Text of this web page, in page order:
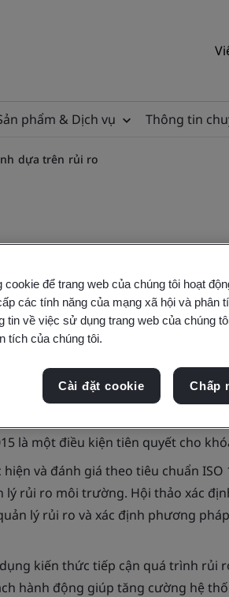
phẩm & Dịch vụ Thông tin
dựa trên rủi ro
thảo quản lý
là một điều kiện tiên quyết cho
và đánh giá theo tiêu chuẩn ISO
rủi ro môi trường. Hội thảo xác
lý rủi ro và xác định phương
kiến thức tiếp cận quá trình rủi
hành động giúp tăng cường hệ
cookie để trang web của chúng tôi hoạt
các tính năng của mạng xã hội và phân
tin về việc sử dụng trang web của chúng
tích của chúng tôi.
Cài đặt cookie Chấp